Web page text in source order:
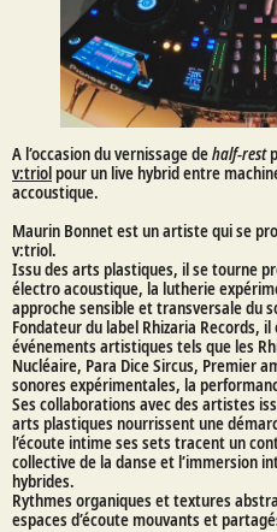
A l’occasion du vernissage dehalf-rest
v:triol pour un live hybrid entre
accoustique.
Maurin Bonnet est un artiste qui se
v:triol.
Issu des arts plastiques, il se tourne
électro acoustique, la lutherie
approche sensible et transversale du
Fondateur du label Rhizaria Records,
événements artistiques tels que les
Nucléaire, Para Dice Sircus, Premier
sonores expérimentales, la
Ses collaborations avec des artistes
arts plastiques nourrissent une
l’écoute intime ses sets tracent un
collective de la danse et l’immersion
hybrides.
Rythmes organiques et textures
espaces d’écoute mouvants et